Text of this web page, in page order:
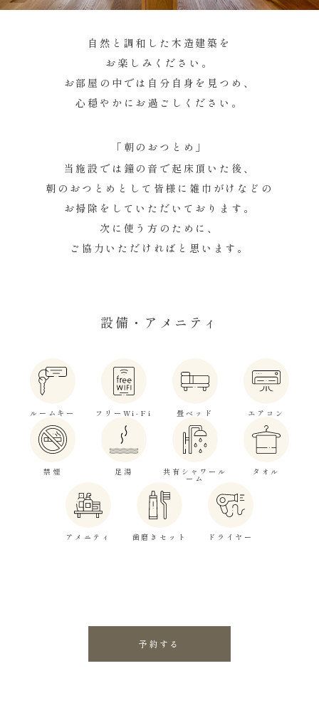
自然と調和した木造建築を
お楽しみください。​
お部屋の中では自分自身を見つめ、
心穏やかにお過ごしください。
「朝のおつとめ」
当施設では鐘の音で起床頂いた後、
朝のおつとめとして​皆様に雑巾がけなどの
お掃除をしていただいております。
次に使う方のために、
​ご協力いただければと思います。
設備・アメニティ
ルームキー フリーWi-Fi 畳ベッド エアコン
禁煙 足湯 共有シャワール
ーム
タオル
アメニティ 歯磨きセット ドライヤー
予約する